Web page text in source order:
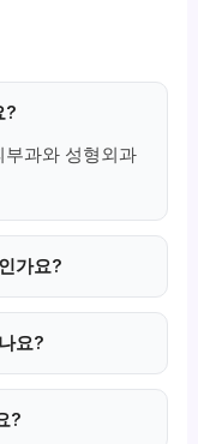
?
과와 성형외과
가요?
요?
?